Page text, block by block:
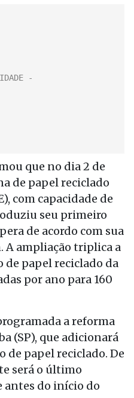
que no dia 2 de
de papel reciclado
com capacidade de
seu primeiro
de acordo com sua
A ampliação triplica a
de papel reciclado da
por ano para 160
a reforma
(SP), que adicionará
de papel reciclado. De
será o último
antes do início do